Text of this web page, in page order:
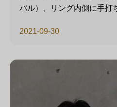
2021-09-30
バル）、リング内側に手打